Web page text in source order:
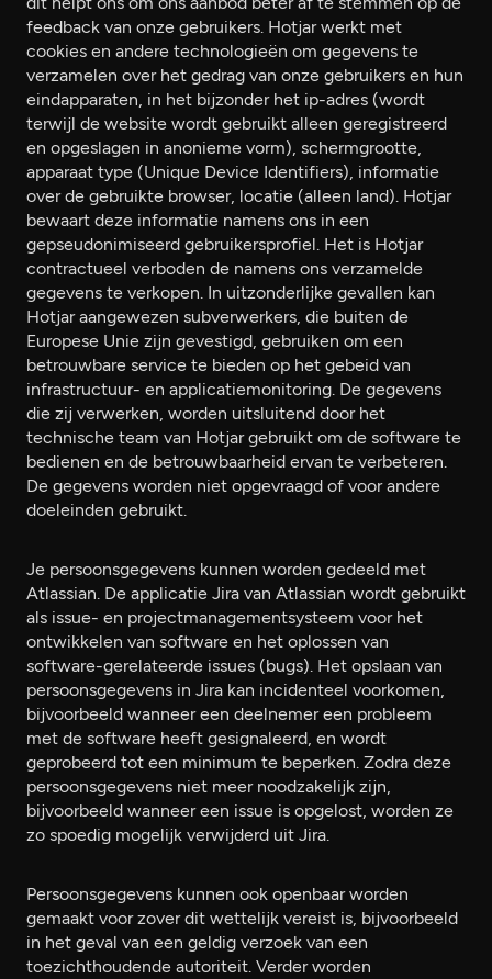
feedback van onze gebruikers. Hotjar werkt met
cookies en andere technologieën om gegevens te
verzamelen over het gedrag van onze gebruikers en hun
eindapparaten, in het bijzonder het ip-adres (wordt
terwijl de website wordt gebruikt alleen geregistreerd
en opgeslagen in anonieme vorm), schermgrootte,
apparaat type (Unique Device Identifiers), informatie
over de gebruikte browser, locatie (alleen land). Hotjar
bewaart deze informatie namens ons in een
gepseudonimiseerd gebruikersprofiel. Het is Hotjar
contractueel verboden de namens ons verzamelde
gegevens te verkopen. In uitzonderlijke gevallen kan
Hotjar aangewezen subverwerkers, die buiten de
Europese Unie zijn gevestigd, gebruiken om een
betrouwbare service te bieden op het gebeid van
infrastructuur- en applicatiemonitoring. De gegevens
die zij verwerken, worden uitsluitend door het
technische team van Hotjar gebruikt om de software te
bedienen en de betrouwbaarheid ervan te verbeteren.
De gegevens worden niet opgevraagd of voor andere
doeleinden gebruikt.
Je persoonsgegevens kunnen worden gedeeld met
Atlassian. De applicatie Jira van Atlassian wordt gebruikt
als issue- en projectmanagementsysteem voor het
ontwikkelen van software en het oplossen van
software-gerelateerde issues (bugs). Het opslaan van
persoonsgegevens in Jira kan incidenteel voorkomen,
bijvoorbeeld wanneer een deelnemer een probleem
met de software heeft gesignaleerd, en wordt
geprobeerd tot een minimum te beperken. Zodra deze
persoonsgegevens niet meer noodzakelijk zijn,
bijvoorbeeld wanneer een issue is opgelost, worden ze
zo spoedig mogelijk verwijderd uit Jira.
Persoonsgegevens kunnen ook openbaar worden
gemaakt voor zover dit wettelijk vereist is, bijvoorbeeld
in het geval van een geldig verzoek van een
toezichthoudende autoriteit. Verder worden